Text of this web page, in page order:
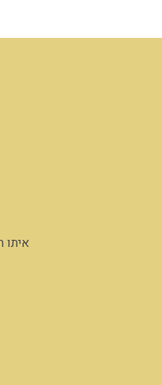
איתו